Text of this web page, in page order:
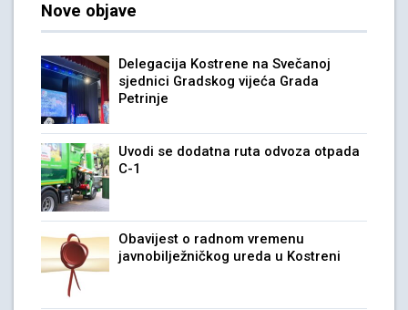
Nove objave
Delegacija Kostrene na Svečanoj
sjednici Gradskog vijeća Grada
Petrinje
Uvodi se dodatna ruta odvoza otpada
C-1
Obavijest o radnom vremenu
javnobilježničkog ureda u Kostreni